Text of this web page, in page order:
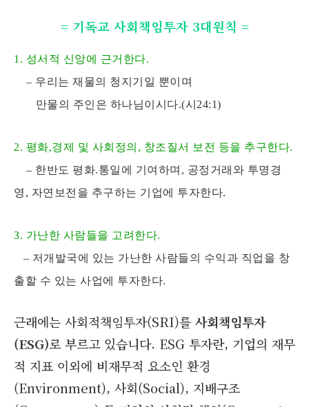
= 기독교 사회책임투자 3대원칙 =
1. 성서적 신앙에 근거한다.
– 우리는 재물의 청지기일 뿐이며
만물의 주인은 하나님이시다.(시24:1)
2. 평화,경제 및 사회정의, 창조질서 보전 등을 추구한다.
– 한반도 평화.통일에 기여하며, 공정거래와 투명경
영, 자연보전을 추구하는 기업에 투자한다.
3. 가난한 사람들을 고려한다.
– 저개발국에 있는 가난한 사람들의 수익과 직업을 창
출할 수 있는 사업에 투자한다.
근래에는 사회적책임투자(SRI)를 사회책임투자
(ESG)로 부르고 있습니다. ESG 투자란, 기업의 재무
적 지표 이외에 비재무적 요소인 환경
(Environment), 사회(Social), 지배구조